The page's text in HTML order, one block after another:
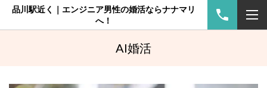
品川駅近く｜エンジニア男性の婚活ならナナマリ
へ！
AI婚活